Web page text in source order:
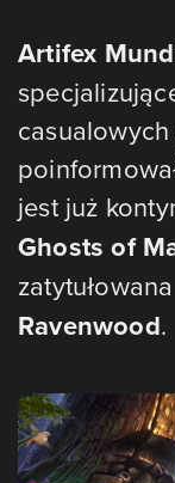
Artifex
jest już
Ghosts of
zatytułowana
Ravenwood.